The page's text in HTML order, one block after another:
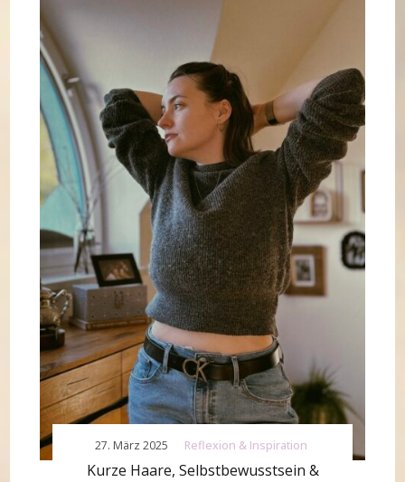
Reflexion & Inspiration
Kurze Haare, Selbstbewusstsein &
27. März 2025